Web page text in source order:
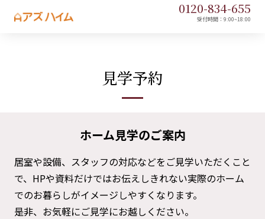
0120-834-655
受付時間：9:00~18:00
見学予約
ホーム見学のご案内
居室や設備、スタッフの対応などをご見学いただくこと
で、 HPや資料だけではお伝えしきれない実際のホーム
でのお暮らしがイメージしやすくなります。
是非、お気軽にご見学にお越しください。